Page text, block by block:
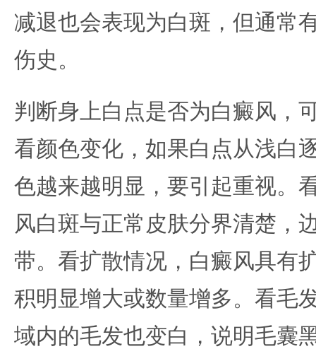
减退也会表现为白斑，但通常
伤史。
判断身上白点是否为白癜风，
看颜色变化，如果白点从浅白
色越来越明显，要引起重视。
风白斑与正常皮肤分界清楚，
带。看扩散情况，白癜风具有
积明显增大或数量增多。看毛
域内的毛发也变白，说明毛囊